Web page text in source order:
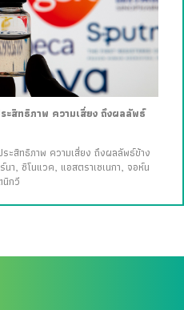
ะสิทธิภาพ ความเสี่ยง ถึงผลลัพธ์
ะสิทธิภาพ ความเสี่ยง ถึงผลลัพธ์ข้าง
นา, ซิโนแวค, แอสตราเซเนกา, จอห์น
กวี